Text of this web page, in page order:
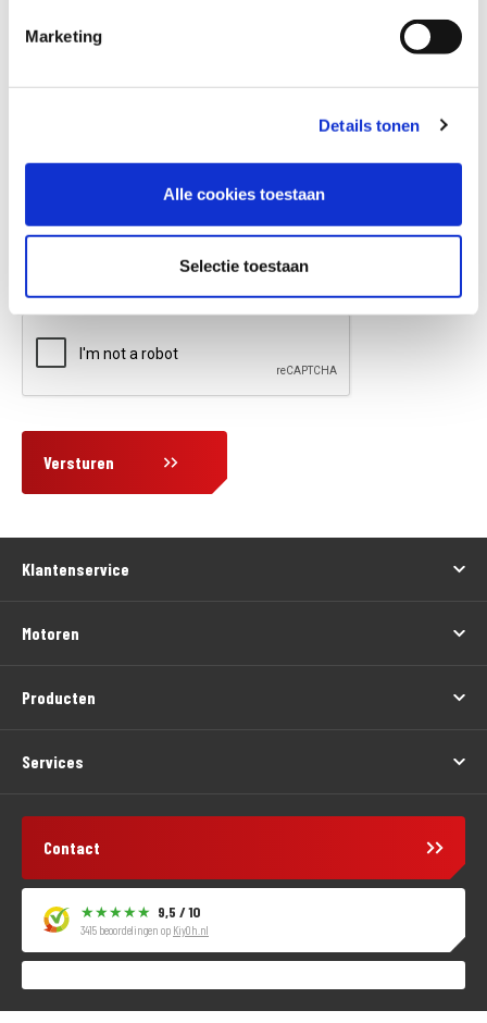
Marketing
Details tonen
Alle cookies toestaan
Selectie toestaan
Vraag en/of opmerking
Versturen
Klantenservice
Motoren
Producten
Services
Contact
9,5 / 10
3415 beoordelingen op KiyOh.nl